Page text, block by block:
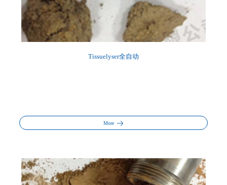
Tissuelyser全自动
More